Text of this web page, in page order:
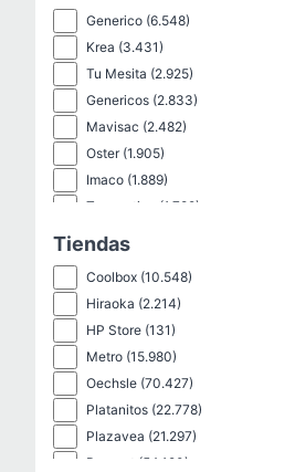
Generico (6.548)
Krea (3.431)
Tu Mesita (2.925)
Genericos (2.833)
Mavisac (2.482)
Oster(1.905)
Imaco (1.889)
Tramontina
(1.789)
Bit4Id
Truper(1.423)
Orange(1.360)
Paraiso (1.321)
Tuhome (1.312)
Genérico(1.227)
Pokemon(1.216)
New Athletic(1.163)
Tiendas
Coolbox (10.548)
Hiraoka (2.214)
HP Store (131)
Metro (15.980)
Oechsle (70.427)
Platanitos (22.778)
Plazavea (21.297)
Promart
(54.190)